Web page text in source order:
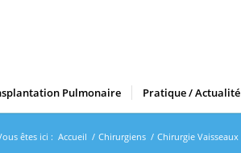
Pulmonaire Pratique / Actualité
êtes ici : Accueil / Chirurgiens / Chirurgie Vaisseaux